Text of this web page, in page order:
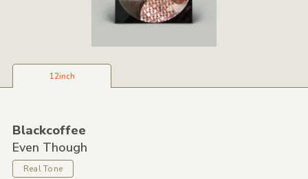
12inch
Blackcoffee
Even Though
Real Tone